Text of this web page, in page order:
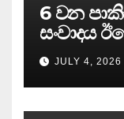
6 වන
සංවාදය
අවසන්
JULY 4, 2026